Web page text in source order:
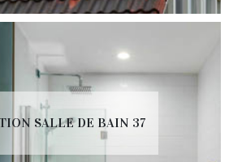
SALLE DE BAIN 37